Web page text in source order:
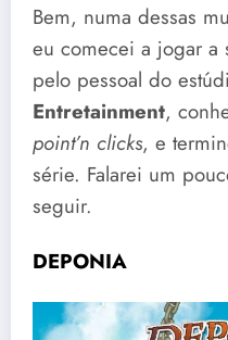
Bem, numa dessas
eu comecei a jogar a
pelo pessoal do
Entretainment,
point’n clicks, e
série. Falarei um
seguir.
DEPONIA